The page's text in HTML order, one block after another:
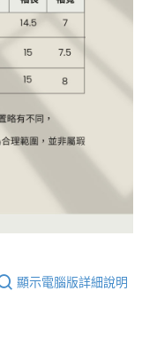
顯示電腦版詳細說明